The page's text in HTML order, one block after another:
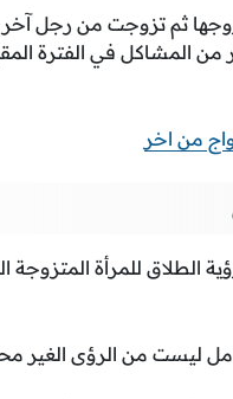
ثم تزوجت من رجل
المشاكل في الفترة
من اخر
الطلاق للمرأة المتزوجة
ليست من الرؤى الغير